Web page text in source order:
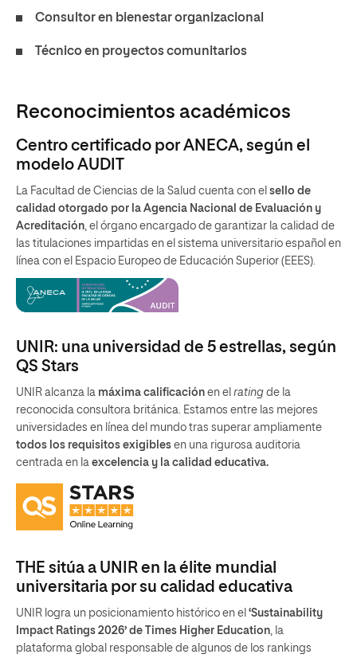
Consultor en bienestar organizacional
Técnico en proyectos comunitarios
Reconocimientos académicos
Centro certificado por ANECA, según el
modelo AUDIT
La Facultad de Ciencias de la Salud cuenta con el sello de
calidad otorgado por la Agencia Nacional de Evaluación y
Acreditación, el órgano encargado de garantizar la calidad de
las titulaciones impartidas en el sistema universitario español en
línea con el Espacio Europeo de Educación Superior (EEES).
UNIR: una universidad de 5 estrellas, según
QS Stars
UNIR alcanza la máxima calificación en el rating de la
reconocida consultora británica. Estamos entre las mejores
universidades en línea del mundo tras superar ampliamente
todos los requisitos exigibles en una rigurosa auditoria
centrada en la excelencia y la calidad educativa.
THE sitúa a UNIR en la élite mundial
universitaria por su calidad educativa
UNIR logra un posicionamiento histórico en el ‘Sustainability
Impact Ratings 2026’ de Times Higher Education, la
plataforma global responsable de algunos de los rankings